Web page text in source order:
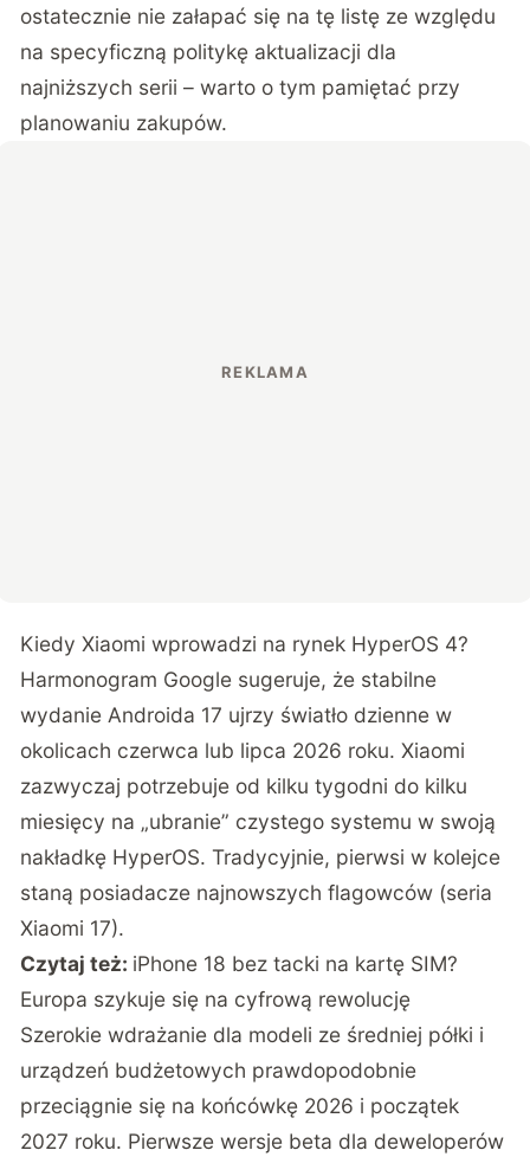
ostatecznie nie załapać się na tę listę ze względu
na specyficzną politykę aktualizacji dla
najniższych serii – warto o tym pamiętać przy
planowaniu zakupów.
Kiedy Xiaomi wprowadzi na rynek HyperOS 4?
Harmonogram Google sugeruje, że stabilne
wydanie Androida 17 ujrzy światło dzienne w
okolicach czerwca lub lipca 2026 roku. Xiaomi
zazwyczaj potrzebuje od kilku tygodni do kilku
miesięcy na „ubranie” czystego systemu w swoją
nakładkę HyperOS. Tradycyjnie, pierwsi w kolejce
staną posiadacze najnowszych flagowców (seria
Xiaomi 17).
Czytaj też: iPhone 18 bez tacki na kartę SIM?
Europa szykuje się na cyfrową rewolucję
Szerokie wdrażanie dla modeli ze średniej półki i
urządzeń budżetowych prawdopodobnie
przeciągnie się na końcówkę 2026 i początek
2027 roku. Pierwsze wersje beta dla deweloperów